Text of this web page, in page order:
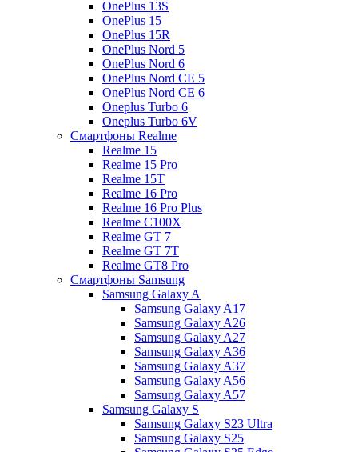
OnePlus 13S
OnePlus 15
OnePlus 15R
OnePlus Nord 5
OnePlus Nord 6
OnePlus Nord CE 5
OnePlus Nord CE 6
Oneplus Turbo 6
Oneplus Turbo 6V
Смартфоны Realme
Realme 15
Realme 15 Pro
Realme 15T
Realme 16 Pro
Realme 16 Pro Plus
Realme C100X
Realme GT 7
Realme GT 7T
Realme GT8 Pro
Смартфоны Samsung
Samsung Galaxy A
Samsung Galaxy A17
Samsung Galaxy A26
Samsung Galaxy A27
Samsung Galaxy A36
Samsung Galaxy A37
Samsung Galaxy A56
Samsung Galaxy A57
Samsung Galaxy S
Samsung Galaxy S23 Ultra
Samsung Galaxy S25